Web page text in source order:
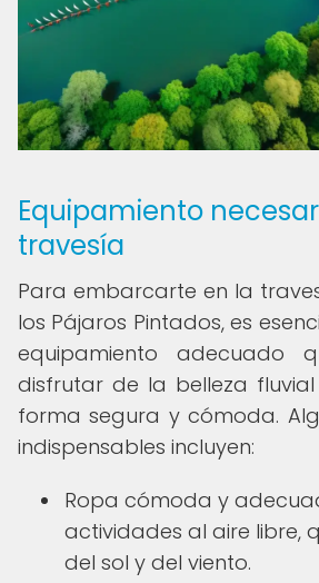
Equipamiento
travesía
Para embarcarte en la
los Pájaros Pintados, es
equipamiento adecuado
disfrutar de la belleza
forma segura y cómoda.
indispensables incluyen:
Ropa cómoda y
actividades al aire libre,
del sol y del viento.